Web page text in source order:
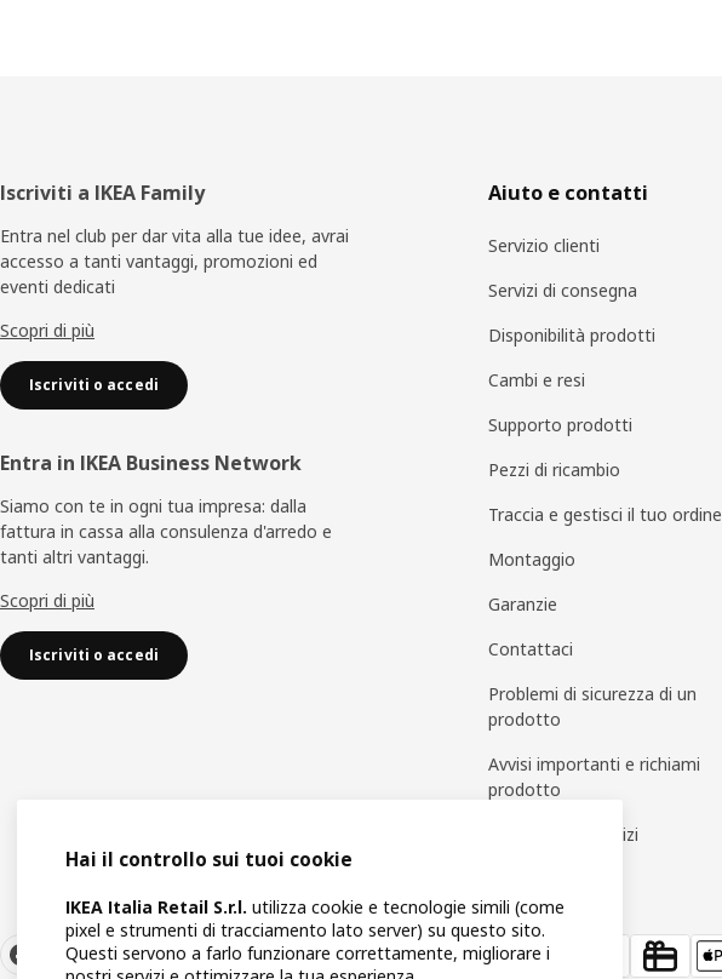
Piè
di
pagina
Iscriviti a IKEA Family
Entra nel club per dar vita alla tue idee, avrai
accesso a tanti vantaggi, promozioni ed
eventi dedicati
Scopri di più
Iscriviti o accedi
Entra in IKEA Business Network
Siamo con te in ogni tua impresa: dalla
fattura in cassa alla consulenza d'arredo e
tanti altri vantaggi.
Scopri di più
Iscriviti o accedi
Aiuto e contatti
Servizio clienti
Servizi di consegna
Disponibilità prodotti
Cambi e resi
Supporto prodotti
Pezzi di ricambio
Traccia e gestisci il tuo ordine
Montaggio
Garanzie
Contattaci
Problemi di sicurezza di un
prodotto
Avvisi importanti e richiami
prodotto
Tutti i nostri servizi
Hai il controllo sui tuoi cookie
IKEA Italia Retail S.r.l. utilizza cookie e tecnologie simili (come
pixel e strumenti di tracciamento lato server) su questo sito.
Questi servono a farlo funzionare correttamente, migliorare i